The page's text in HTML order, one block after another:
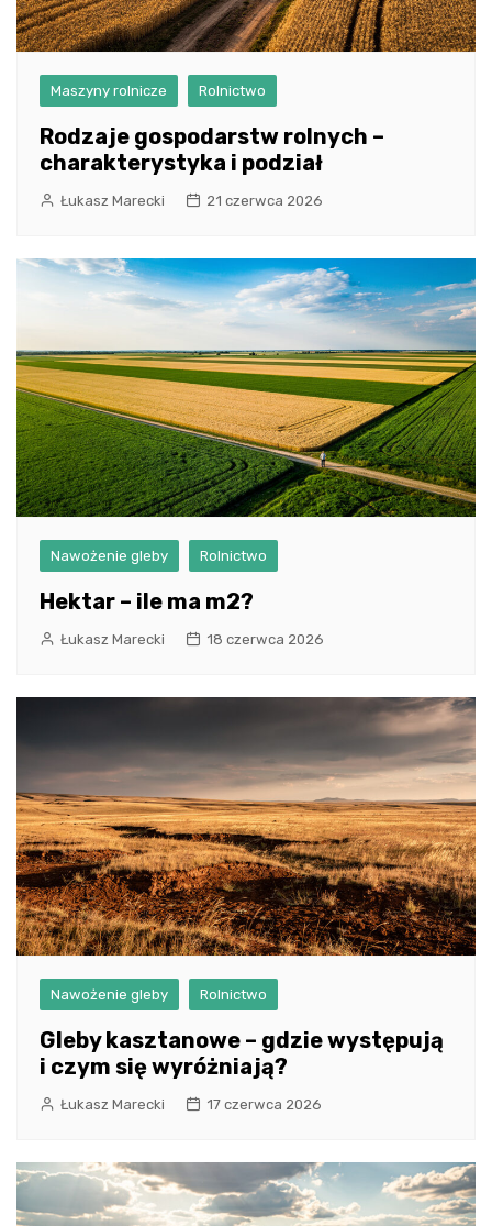
Maszyny rolnicze Rolnictwo
Rodzaje gospodarstw rolnych –
charakterystyka i podział
Łukasz Marecki 21 czerwca 2026
Nawożenie gleby Rolnictwo
Hektar – ile ma m2?
Łukasz Marecki 18 czerwca 2026
Nawożenie gleby Rolnictwo
Gleby kasztanowe – gdzie występują
i czym się wyróżniają?
Łukasz Marecki 17 czerwca 2026